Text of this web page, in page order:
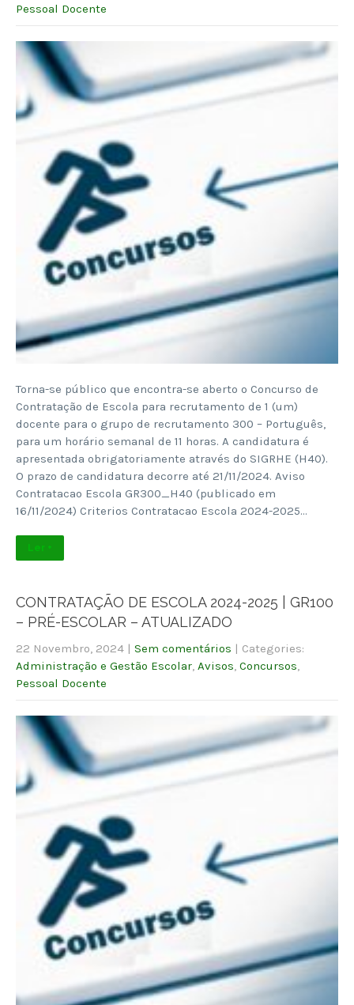
Pessoal Docente
Torna-se público que encontra-se aberto o Concurso de
Contratação de Escola para recrutamento de 1 (um)
docente para o grupo de recrutamento 300 – Português,
para um horário semanal de 11 horas. A candidatura é
apresentada obrigatoriamente através do SIGRHE (H40).
O prazo de candidatura decorre até 21/11/2024. Aviso
Contratacao Escola GR300_H40 (publicado em
16/11/2024) Criterios Contratacao Escola 2024-2025…
Ler +
CONTRATAÇÃO DE ESCOLA 2024-2025 | GR100
– PRÉ-ESCOLAR – ATUALIZADO
22 Novembro, 2024 | Sem comentários | Categories:
Administração e Gestão Escolar Avisos Concursos
Pessoal Docente